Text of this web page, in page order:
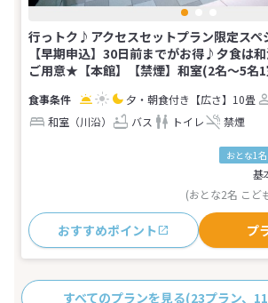
行っトク♪アクセスセットプラン限定ス
【早期申込】30日前までがお得♪夕食は
ご用意★【本館】【禁煙】和室(2名～5名
夕・朝食付き 【広さ】10畳
和室（川沿）
バス トイレ 禁煙
おとな1名
基
(おとな2名 こど
おすすめポイント プ
すべてのプランを見る(23プラン、